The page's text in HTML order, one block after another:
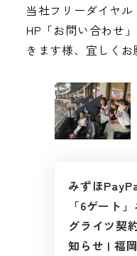
当社フリーダイヤ
HP「お問い合わせ
きます様、宜しくお
みずほ
「6ゲート
グライツ契
知らせ | 福